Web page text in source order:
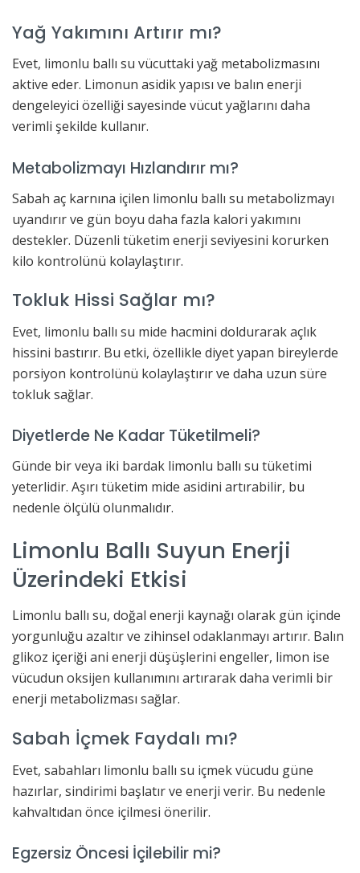
Yağ Yakımını Artırır mı?
Evet, limonlu ballı su vücuttaki yağ metabolizmasını
aktive eder. Limonun asidik yapısı ve balın enerji
dengeleyici özelliği sayesinde vücut yağlarını daha
verimli şekilde kullanır.
Metabolizmayı Hızlandırır mı?
Sabah aç karnına içilen limonlu ballı su metabolizmayı
uyandırır ve gün boyu daha fazla kalori yakımını
destekler. Düzenli tüketim enerji seviyesini korurken
kilo kontrolünü kolaylaştırır.
Tokluk Hissi Sağlar mı?
Evet, limonlu ballı su mide hacmini doldurarak açlık
hissini bastırır. Bu etki, özellikle diyet yapan bireylerde
porsiyon kontrolünü kolaylaştırır ve daha uzun süre
tokluk sağlar.
Diyetlerde Ne Kadar Tüketilmeli?
Günde bir veya iki bardak limonlu ballı su tüketimi
yeterlidir. Aşırı tüketim mide asidini artırabilir, bu
nedenle ölçülü olunmalıdır.
Limonlu Ballı Suyun Enerji
Üzerindeki Etkisi
Limonlu ballı su, doğal enerji kaynağı olarak gün içinde
yorgunluğu azaltır ve zihinsel odaklanmayı artırır. Balın
glikoz içeriği ani enerji düşüşlerini engeller, limon ise
vücudun oksijen kullanımını artırarak daha verimli bir
enerji metabolizması sağlar.
Sabah İçmek Faydalı mı?
Evet, sabahları limonlu ballı su içmek vücudu güne
hazırlar, sindirimi başlatır ve enerji verir. Bu nedenle
kahvaltıdan önce içilmesi önerilir.
Egzersiz Öncesi İçilebilir mi?